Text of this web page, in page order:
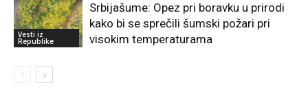
Vesti iz
Republike
Srbijašume: Opez pri boravku u prirodi
kako bi se sprečili šumski požari pri
visokim temperaturama